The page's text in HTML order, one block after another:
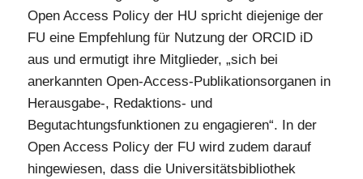
Open Access Policy der HU spricht diejenige der
FU eine Empfehlung für Nutzung der ORCID iD
aus und ermutigt ihre Mitglieder, „sich bei
anerkannten Open-Access-Publikationsorganen in
Herausgabe-, Redaktions- und
Begutachtungsfunktionen zu engagieren“. In der
Open Access Policy der FU wird zudem darauf
hingewiesen, dass die Universitätsbibliothek